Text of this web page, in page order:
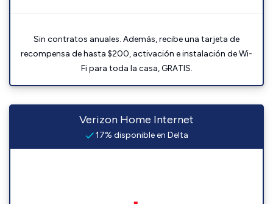
Sin contratos anuales. Además, recibe una tarjeta de
recompensa de hasta $200, activación e instalación de Wi-
Fi para toda la casa, GRATIS.
Verizon Home Internet
17% disponible en Delta